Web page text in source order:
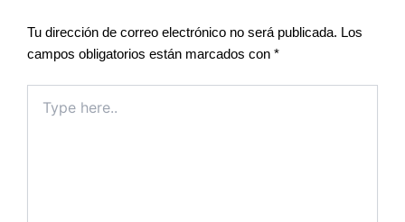
Tu dirección de correo electrónico no será publicada. Los
campos obligatorios están marcados con *
here..